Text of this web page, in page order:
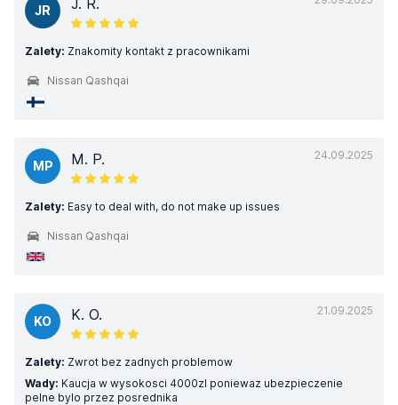
JR J. R.
Zalety: Znakomity kontakt z pracownikami
Nissan Qashqai
24.09.2025
MP M. P.
Zalety: Easy to deal with, do not make up issues
Nissan Qashqai
21.09.2025
KO K. O.
Zalety: Zwrot bez zadnych problemow
Wady: Kaucja w wysokosci 4000zl poniewaz ubezpieczenie
pelne bylo przez posrednika